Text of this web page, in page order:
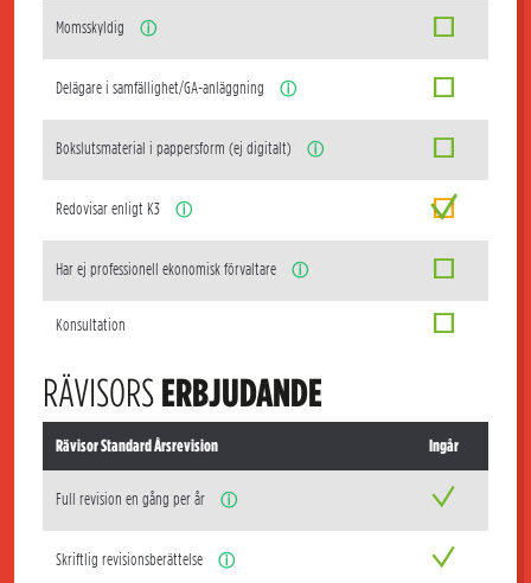
Momsskyldig ⓘ
Delägare i samfällighet/GA-anläggning ⓘ
Bokslutsmaterial i pappersform (ej digitalt) ⓘ
Redovisar enligt K3 ⓘ
Har ej professionell ekonomisk förvaltare ⓘ
Konsultation
RÄVISORSERBJUDANDE
Rävisor Standard Årsrevision Ingår
Full revision en gång per år ⓘ
Skriftlig revisionsberättelse ⓘ